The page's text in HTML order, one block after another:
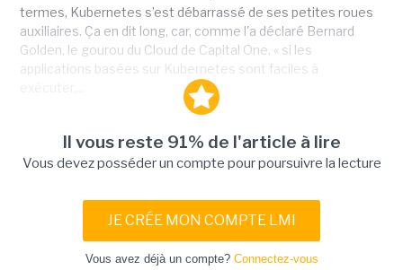
termes, Kubernetes s’est débarrassé de ses petites roues
auxiliaires. Ça en dit long, car, comme l'a déclaré Bernard
Golden, le gourou du Cloud de Capital One, « si les
applications basées sur Kubernetes sont faciles à
Il vous reste 91% de l'article à lire
Vous devez posséder un compte pour poursuivre la lecture
JE CRÉE MON COMPTE LMI
Vous avez déjà un compte? Connectez-vous